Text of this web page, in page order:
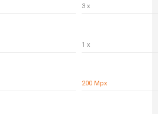
3 x
1 x
200 Mpx